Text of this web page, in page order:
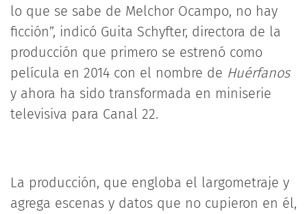
lo que se sabe de Melchor Ocampo, no hay
ficción”, indicó Guita Schyfter, directora de la
producción que primero se estrenó como
película en 2014 con el nombre de Huérfanos
y ahora ha sido transformada en miniserie
televisiva para Canal 22.
La producción, que engloba el largometraje y
agrega escenas y datos que no cupieron en él,